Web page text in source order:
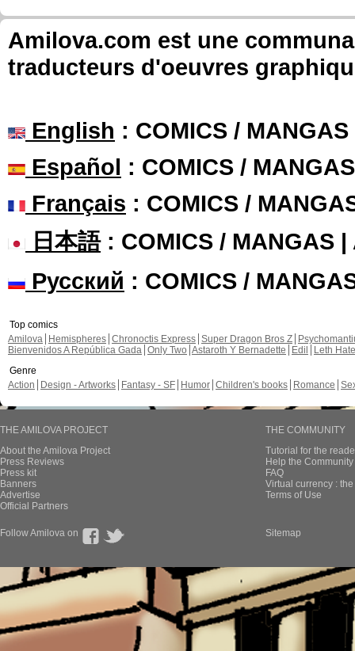
Amilova.com est une
traducteurs d'oeuvres
English : COMICS /
Español : COMICS /
Français : COMICS /
日本語: COMICS / MANGAS |
Русский : COMICS /
Top comics
Amilova
Hemispheres Chronoctis Express Super Dragon Bros Z
Bienvenidos A República Gada Only Two Astaroth Y Bernadette Edil
Leth Hate
Genre
Action
Design - Artworks Fantasy - SF Humor Children's books Romance
THE AMILOVA PROJECT
About the Amilova Project
Press Reviews
Press kit
Banners
Advertise
Official Partners
THE COMMUNITY
Tutorial for the
Help the
FAQ
Virtual currency :
Terms of Use
Follow Amilova on Sitemap